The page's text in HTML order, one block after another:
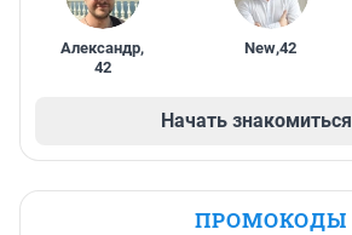
Александр,
42
New,42
Начать знакомиться
ПРОМОКОДЫ